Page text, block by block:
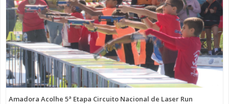
Amadora Acolhe 5ª Etapa Circuito Nacional de Laser Run